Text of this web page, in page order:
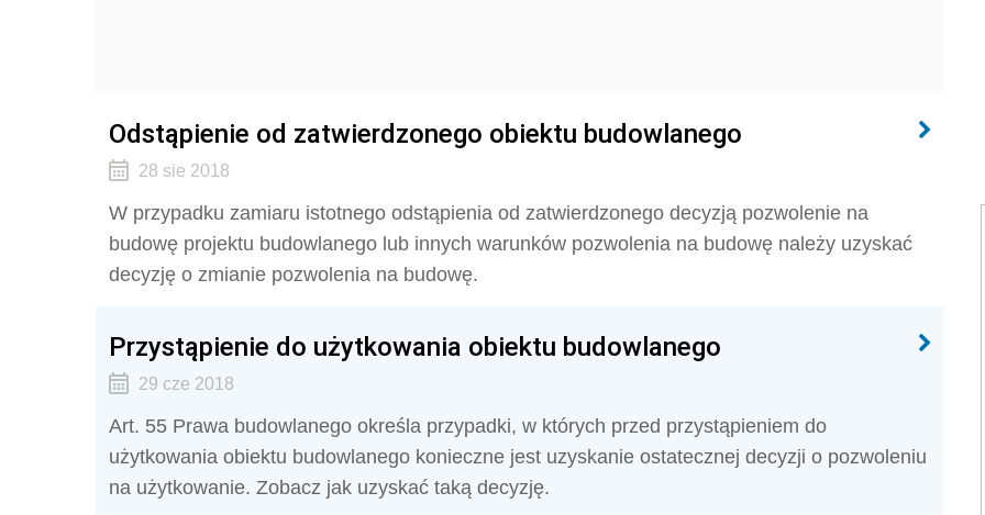
Odstąpienie od zatwierdzonego obiektu budowlanego
28 sie 2018
W przypadku zamiaru istotnego odstąpienia od zatwierdzonego decyzją pozwolenie na
budowę projektu budowlanego lub innych warunków pozwolenia na budowę należy uzyskać
decyzję o zmianie pozwolenia na budowę.
Przystąpienie do użytkowania obiektu budowlanego
29 cze 2018
Art. 55 Prawa budowlanego określa przypadki, w których przed przystąpieniem do
użytkowania obiektu budowlanego konieczne jest uzyskanie ostatecznej decyzji o pozwoleniu
na użytkowanie. Zobacz jak uzyskać taką decyzję.